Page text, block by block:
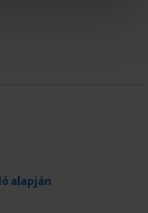
alapján